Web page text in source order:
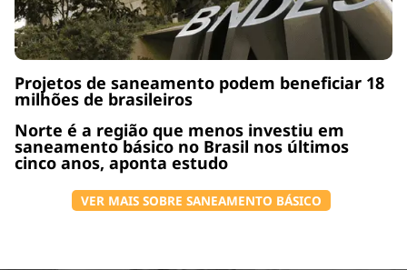
Projetos de saneamento podem beneficiar 18
milhões de brasileiros
Norte é a região que menos investiu em
saneamento básico no Brasil nos últimos
cinco anos, aponta estudo
VER MAIS SOBRE SANEAMENTO BÁSICO